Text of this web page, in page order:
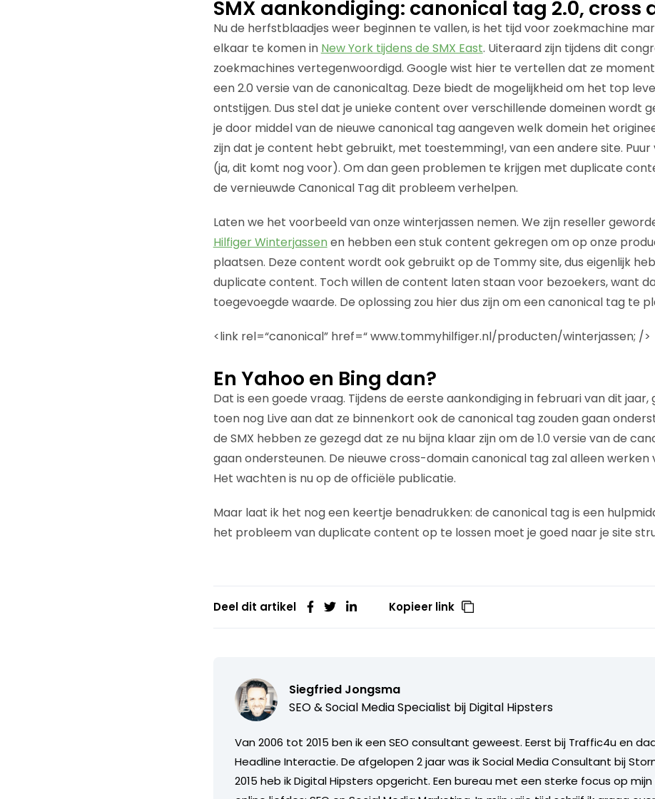
SMX aankondiging: canonical tag 2.0, cross
Nu de herfstblaadjes weer beginnen te vallen, is het tijd voor zoekmachine
elkaar te komen in New York tijdens de SMX East. Uiteraard zijn tijdens dit
zoekmachines vertegenwoordigd. Google wist hier te vertellen dat ze
een 2.0 versie van de canonicaltag. Deze biedt de mogelijkheid om het top
ontstijgen. Dus stel dat je unieke content over verschillende domeinen wordt
je door middel van de nieuwe canonical tag aangeven welk domein het
zijn dat je content hebt gebruikt, met toestemming!, van een andere site.
(ja, dit komt nog voor). Om dan geen problemen te krijgen met duplicate
de vernieuwde Canonical Tag dit probleem verhelpen.
Laten we het voorbeeld van onze winterjassen nemen. We zijn reseller
Hilfiger Winterjassen en hebben een stuk content gekregen om op onze
plaatsen. Deze content wordt ook gebruikt op de Tommy site, dus eigenlijk
duplicate content. Toch willen de content laten staan voor bezoekers, want
toegevoegde waarde. De oplossing zou hier dus zijn om een canonical tag te
<link rel=“canonical” href=“ www.tommyhilfiger.nl/producten/winterjassen; />
En Yahoo en Bing dan?
Dat is een goede vraag. Tijdens de eerste aankondiging in februari van dit jaar,
toen nog Live aan dat ze binnenkort ook de canonical tag zouden gaan
de SMX hebben ze gezegd dat ze nu bijna klaar zijn om de 1.0 versie van de
gaan ondersteunen. De nieuwe cross-domain canonical tag zal alleen werken
Het wachten is nu op de officiële publicatie.
Maar laat ik het nog een keertje benadrukken: de canonical tag is een
het probleem van duplicate content op te lossen moet je goed naar je site
Deel dit artikel Kopieer link
Siegfried Jongsma
SEO & Social Media Specialist bij Digital Hipsters
Van 2006 tot 2015 ben ik een SEO consultant geweest. Eerst bij Traffic4u en
Headline Interactie. De afgelopen 2 jaar was ik Social Media Consultant bij
2015 heb ik Digital Hipsters opgericht. Een bureau met een sterke focus op